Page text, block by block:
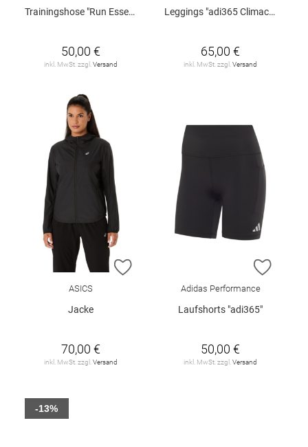
Trainingshose "Run Essential"
50,00 €
inkl. MwSt. zzgl. Versand
Leggings "adi365 Climacool"
65,00 €
inkl. MwSt. zzgl. Versand
ZUR WUNSCHLISTE HINZUFÜGEN
ASICS
Jacke
70,00 €
inkl. MwSt. zzgl. Versand
ZUR
Adidas Performance
Laufshorts "adi365"
50,00 €
inkl. MwSt. zzgl. Versand
-13%